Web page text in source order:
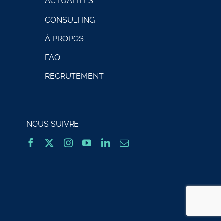
CONSULTING
À PROPOS
FAQ
RECRUTEMENT
NOUS SUIVRE